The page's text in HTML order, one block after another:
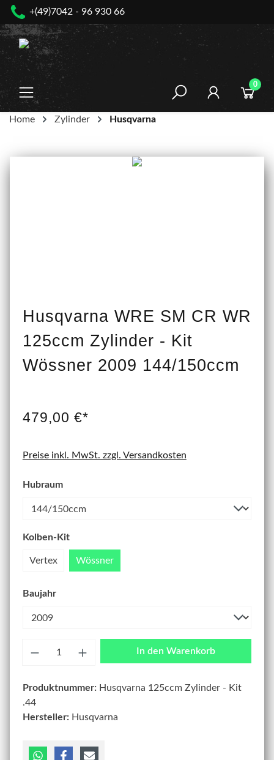
springen
+(49)7042 - 96 930 66
0
Home Zylinder Husqvarna
Husqvarna WRE SM CR WR
125ccm Zylinder - Kit
Wössner 2009 144/150ccm
479,00 €*
Preise inkl. MwSt. zzgl. Versandkosten
Hubraum
Kolben-Kit
Vertex Wössner
Baujahr
In den Warenkorb
Produktnummer: Husqvarna 125ccm Zylinder - Kit
.44
Hersteller: Husqvarna